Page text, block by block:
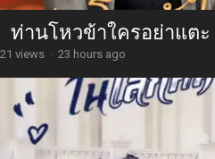
ท่านโหวข้าใครอย่าแตะ
21 views · 23 hours ago